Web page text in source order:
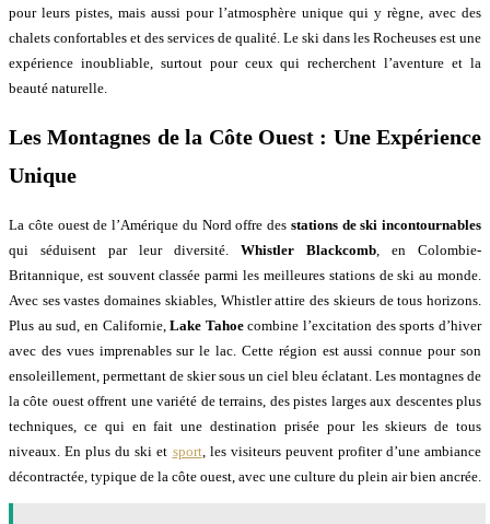
pour leurs pistes, mais aussi pour l’atmosphère unique qui y règne, avec des
chalets confortables et des services de qualité. Le ski dans les Rocheuses est une
expérience inoubliable, surtout pour ceux qui recherchent l’aventure et la
beauté naturelle.
Les Montagnes de la Côte Ouest : Une Expérience
Unique
La côte ouest de l’Amérique du Nord offre des stations de ski incontournables
qui séduisent par leur diversité. Whistler Blackcomb, en Colombie-
Britannique, est souvent classée parmi les meilleures stations de ski au monde.
Avec ses vastes domaines skiables, Whistler attire des skieurs de tous horizons.
Plus au sud, en Californie,Lake Tahoecombine l’excitation des sports d’hiver
avec des vues imprenables sur le lac. Cette région est aussi connue pour son
ensoleillement, permettant de skier sous un ciel bleu éclatant. Les montagnes de
la côte ouest offrent une variété de terrains, des pistes larges aux descentes plus
techniques, ce qui en fait une destination prisée pour les skieurs de tous
niveaux. En plus du ski et sport, les visiteurs peuvent profiter d’une ambiance
décontractée, typique de la côte ouest, avec une culture du plein air bien ancrée.